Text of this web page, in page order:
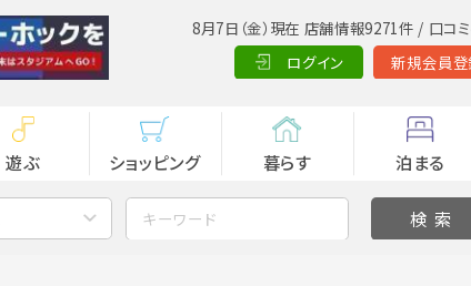
8月7日（金）現在 店舗情報9271件 / 口コ
ログイン
新規会員登
遊ぶ ショッピング 暮らす 泊まる